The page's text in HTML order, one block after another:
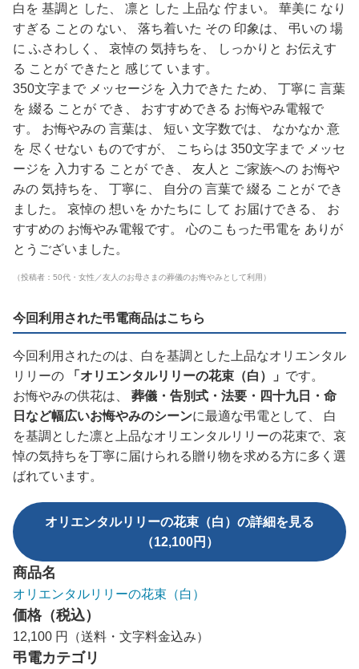
白を 基調と した、 凛と した 上品な 佇まい。 華美に なり
すぎる ことの ない、 落ち着いた その 印象は、 弔いの 場
に ふさわしく、 哀悼の 気持ちを、 しっかりと お伝えす
る ことが できたと 感じて います。
350文字まで メッセージを 入力できた ため、 丁寧に 言葉
を 綴る ことが でき、 おすすめできる お悔やみ電報で
す。 お悔やみの 言葉は、 短い 文字数では、 なかなか 意
を 尽くせない ものですが、 こちらは 350文字まで メッセ
ージを 入力する ことが でき、 友人と ご家族への お悔や
みの 気持ちを、 丁寧に、 自分の 言葉で 綴る ことが でき
ました。 哀悼の 想いを かたちに して お届けできる、 お
すすめの お悔やみ電報です。 心のこもった弔電を ありが
とうございました。
（投稿者：50代・女性／友人のお母さまの葬儀のお悔やみとして利用）
今回利用された弔電商品はこちら
今回利用されたのは、白を基調とした上品なオリエンタル
リリーの
「オリエンタルリリーの花束（白）」 です。
お悔やみの供花は、 葬儀・告別式・法要・四十九日・命
日など幅広いお悔やみのシーンに最適な弔電として、 白
を基調とした凛と上品なオリエンタルリリーの花束で、哀
悼の気持ちを丁寧に届けられる贈り物を求める方に多く選
ばれています。
オリエンタルリリーの花束（白）の詳細を見る
（12,100円）
商品名
オリエンタルリリーの花束（白）
価格（税込）
12,100 円（送料・文字料金込み）
弔電カテゴリ